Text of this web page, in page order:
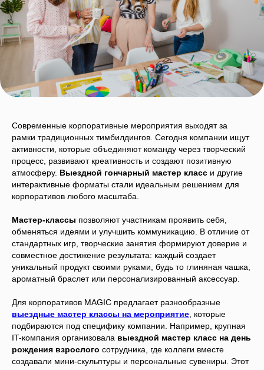
Современные корпоративные мероприятия выходят за
рамки традиционных тимбилдингов. Сегодня компании ищут
активности, которые объединяют команду через творческий
процесс, развивают креативность и создают позитивную
атмосферу. Выездной гончарный мастер класс и другие
интерактивные форматы стали идеальным решением для
корпоративов любого масштаба.
Мастер-классы позволяют участникам проявить себя,
обменяться идеями и улучшить коммуникацию. В отличие от
стандартных игр, творческие занятия формируют доверие и
совместное достижение результата: каждый создает
уникальный продукт своими руками, будь то глиняная чашка,
ароматный браслет или персонализированный аксессуар.
Для корпоративов MAGIC предлагает разнообразные
выездные мастер классы на мероприятие , которые
подбираются под специфику компании. Например, крупная
IT-компания организовала выездной мастер класс на день
рождения взрослого сотрудника, где коллеги вместе
создавали мини-скульптуры и персональные сувениры. Этот